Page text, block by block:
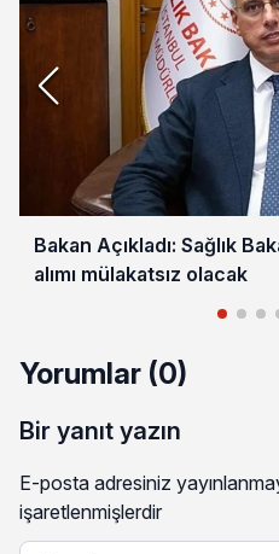
Bakan Açıkladı: Sağlık
alımı mülakatsız olacak
Yorumlar (0)
Bir yanıt yazın
E-posta adresiniz
işaretlenmişlerdir